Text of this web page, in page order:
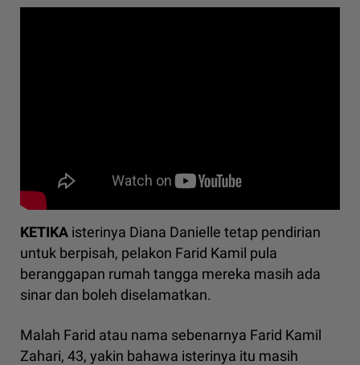
KETIKA isterinya Diana Danielle tetap pendirian
untuk berpisah, pelakon Farid Kamil pula
beranggapan rumah tangga mereka masih ada
sinar dan boleh diselamatkan.
Malah Farid atau nama sebenarnya Farid Kamil
Zahari, 43, yakin bahawa isterinya itu masih